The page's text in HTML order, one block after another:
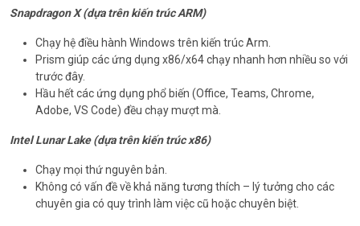
Snapdragon X (dựa trên kiến ​​trúc ARM)
Chạy hệ điều hành Windows trên kiến ​​trúc Arm.
Prism giúp các ứng dụng x86/x64 chạy nhanh hơn nhiều so với
trước đây.
Hầu hết các ứng dụng phổ biến (Office, Teams, Chrome,
Adobe, VS Code) đều chạy mượt mà.
Intel Lunar Lake (dựa trên kiến ​​trúc x86)
Chạy mọi thứ nguyên bản.
Không có vấn đề về khả năng tương thích – lý tưởng cho các
chuyên gia có quy trình làm việc cũ hoặc chuyên biệt.